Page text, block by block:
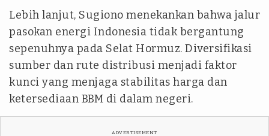
Lebih lanjut, Sugiono menekankan bahwa jalur
pasokan energi Indonesia tidak bergantung
sepenuhnya pada Selat Hormuz. Diversifikasi
sumber dan rute distribusi menjadi faktor
kunci yang menjaga stabilitas harga dan
ketersediaan BBM di dalam negeri.
ADVERTISEMENT